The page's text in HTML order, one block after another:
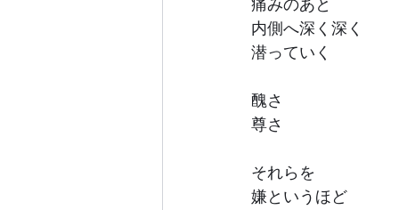
痛みのあと
内側へ深く深く
潜っていく
醜さ
尊さ
それらを
嫌というほど